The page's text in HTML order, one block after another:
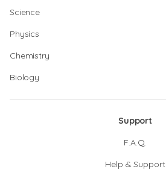
Science
Physics
Chemistry
Biology
Support
F.A.Q.
Help & Support